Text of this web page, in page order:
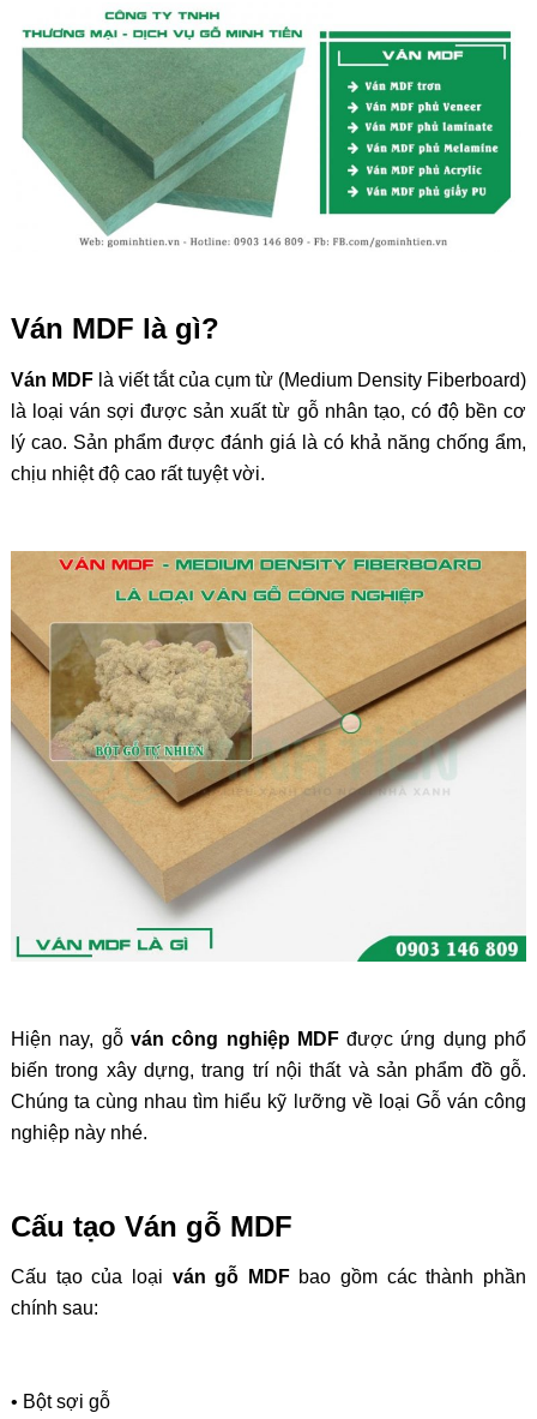
Ván MDF là gì?
Ván MDFlà viết tắt của cụm từ (Medium Density Fiberboard)
là loại ván sợi được sản xuất từ gỗ nhân tạo, có độ bền cơ
lý cao. Sản phẩm được đánh giá là có khả năng chống ẩm,
chịu nhiệt độ cao rất tuyệt vời.
Hiện nay, gỗ ván công nghiệp MDFđược ứng dụng phổ
biến trong xây dựng, trang trí nội thất và sản phẩm đồ gỗ.
Chúng ta cùng nhau tìm hiểu kỹ lưỡng về loại Gỗ ván công
nghiệp này nhé.
Cấu tạo Ván gỗ MDF
Cấu tạo của loại ván gỗ MDFbao gồm các thành phần
chính sau:
• Bột sợi gỗ